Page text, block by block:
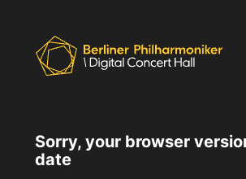
Sorry, your browser
date